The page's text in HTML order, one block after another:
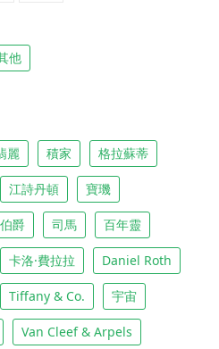
他
麗 積家 格拉蘇蒂
江詩丹頓 寶璣
伯爵 司馬 百年靈
卡洛·費拉拉 Daniel Roth
Tiffany & Co. 宇宙
Van Cleef & Arpels